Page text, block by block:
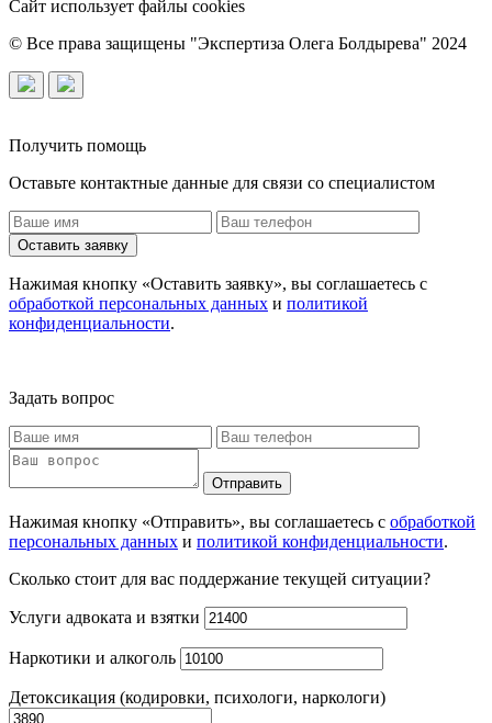
Сайт использует файлы cookies
© Все права защищены "Экспертиза Олега Болдырева" 2024
Получить помощь
Оставьте контактные данные для связи со специалистом
Оставить заявку
Нажимая кнопку «Оставить заявку», вы соглашаетесь с
обработкой персональных данных и политикой
конфиденциальности.
Задать вопрос
Отправить
Нажимая кнопку «Отправить», вы соглашаетесь с обработкой
персональных данных и политикой конфиденциальности.
Сколько стоит для вас поддержание текущей ситуации?
Услуги адвоката и взятки
Наркотики и алкоголь
Детоксикация (кодировки, психологи, наркологи)